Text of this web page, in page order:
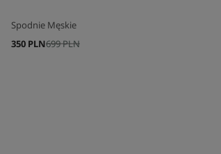
Spodnie Męskie
699 PLN
350 PLN